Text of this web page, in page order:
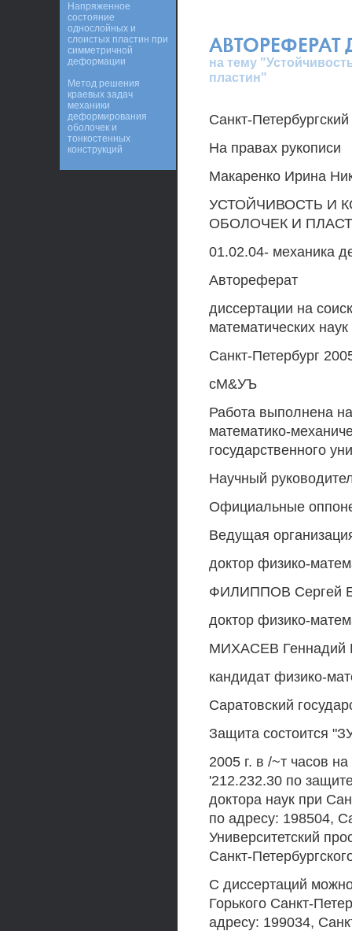
АВТОРЕФЕРАТ
на тему
пластин"
Санкт-
На правах рукописи
Макаренко Ирина
УСТОЙЧИВОСТЬ И
ОБОЛОЧЕК И
01.02.04- механика
Автореферат
диссертации на
математических наук
Санкт-Петербург
сМ&УЪ
Работа выполнена
математико-
государственного
Научный
Официальные
Ведущая
доктор физико-
ФИЛИППОВ Сергей
доктор физико-
МИХАСЕВ Геннадий
кандидат физико-
Саратовский
Защита состоится
2005 г. в /~т часов
'212.232.30 по
доктора наук при
по адресу: 198504,
Университетский
Санкт-
С диссертаций
Горького Санкт-
адресу: 199034,
Напряженное
состояние
однослойных и
слоистых пластин при
симметричной
деформации
Метод решения
краевых задач
механики
деформирования
оболочек и
тонкостенных
конструкций